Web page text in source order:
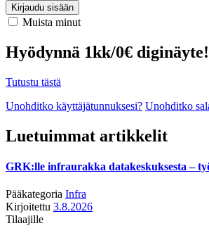
Kirjaudu sisään
Muista minut
Hyödynnä 1kk/0€ diginäyte!
Tutustu tästä
Unohditko käyttäjätunnuksesi? Unohditko
Luetuimmat artikkelit
GRK:lle infraurakka datakeskuksesta –
Pääkategoria Infra
Kirjoitettu 3.8.2026
Tilaajille